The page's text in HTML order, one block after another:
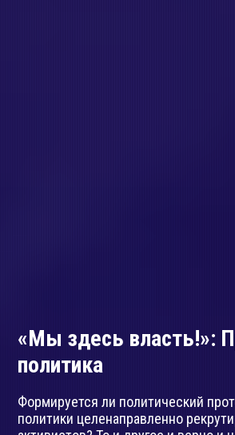
«Мы здесь власть!»:
политика
Формируется ли политический
политики целенаправленно